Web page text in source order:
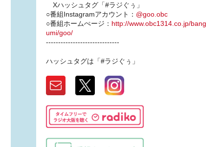
Xハッシュタグ「#ラジぐぅ」
○番組Instagramアカウント： @goo.obc
○番組ホームぺージ： http://www.obc1314.co.jp/bang
umi/goo/
------------------------------
ハッシュタグは「#ラジぐぅ」